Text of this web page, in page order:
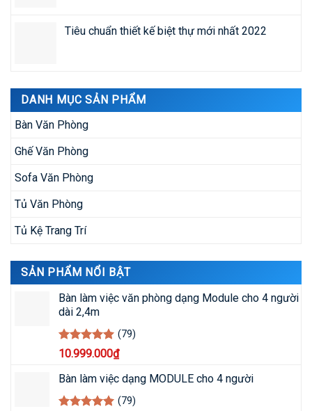
Tiêu chuẩn thiết kế biệt thự mới nhất 2022
DANH MỤC SẢN PHẨM
Bàn Văn Phòng
Ghế Văn Phòng
Sofa Văn Phòng
Tủ Văn Phòng
Tủ Kệ Trang Trí
SẢN PHẨM NỔI BẬT
Bàn làm việc văn phòng dạng Module cho 4 người
dài 2,4m
Rated5
(79)
10.999.000₫
Bàn làm việc dạng MODULE cho 4 người
(79)